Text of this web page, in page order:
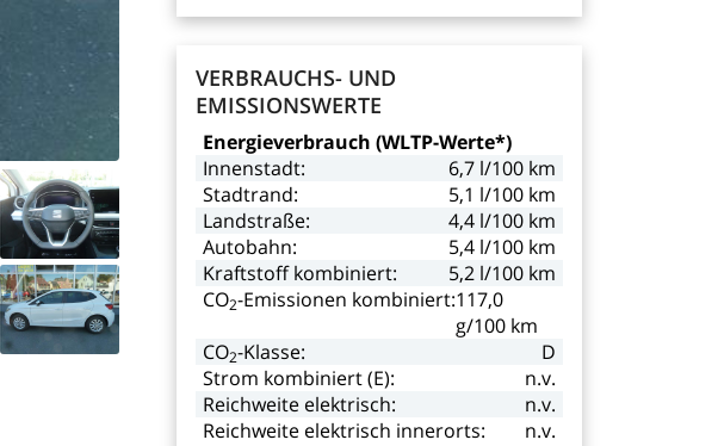
VERBRAUCHS- UND
EMISSIONSWERTE
Energieverbrauch (WLTP-Werte*)
Innenstadt:
6,7 l/100 km
Stadtrand:
5,1 l/100 km
Landstraße:
4,4 l/100 km
Autobahn:
5,4 l/100 km
Kraftstoff kombiniert: 5,2 l/100 km
CO2-Emissionen kombiniert:117,0
g/100 km
CO2-Klasse:
D
Strom kombiniert(E):
n.v.
Reichweite elektrisch:
n.v.
Reichweite elektrisch innerorts: n.v.